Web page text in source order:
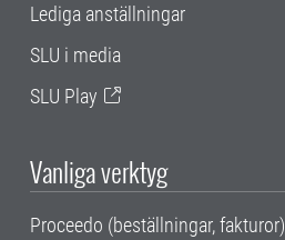
Lediga anställningar
SLU i media
SLU Play
Vanliga verktyg
Proceedo (beställningar, fakturor)